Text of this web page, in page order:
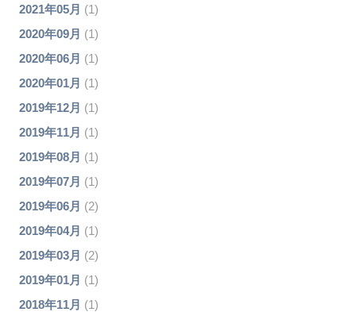
2021年05月 (1)
2020年09月 (1)
2020年06月 (1)
2020年01月 (1)
2019年12月 (1)
2019年11月 (1)
2019年08月 (1)
2019年07月 (1)
2019年06月 (2)
2019年04月 (1)
2019年03月 (2)
2019年01月 (1)
2018年11月 (1)